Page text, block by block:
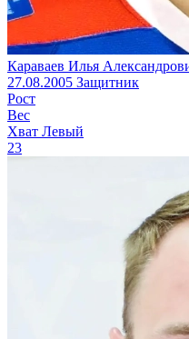
Караваев Илья
27.08.2005 Защитник
Рост
Вес
Хват Левый
23